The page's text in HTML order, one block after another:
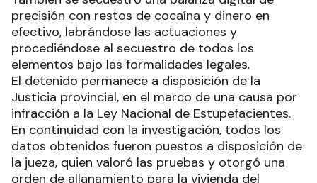
precisión con restos de cocaína y dinero en
efectivo, labrándose las actuaciones y
procediéndose al secuestro de todos los
elementos bajo las formalidades legales.
El detenido permanece a disposición de la
Justicia provincial, en el marco de una causa por
infracción a la Ley Nacional de Estupefacientes.
En continuidad con la investigación, todos los
datos obtenidos fueron puestos a disposición de
la jueza, quien valoró las pruebas y otorgó una
orden de allanamiento para la vivienda del